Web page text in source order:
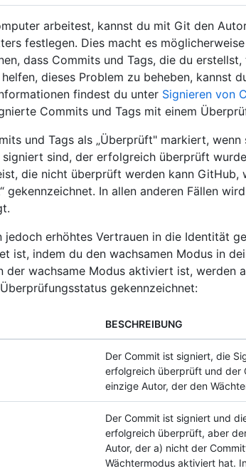
arbeitest, kannst du mit Git den
festlegen. Dies macht es
dass Commits und Tags, die du
dieses Problem zu beheben, kannst
findest du unter Signieren von
Commits und Tags mit einem
und Tags als „Überprüft" markiert, wenn
signiert sind, der erfolgreich überprüft
die nicht überprüft werden kann GitHub,
gekennzeichnet. In allen anderen Fällen
jedoch erhöhtes Vertrauen in die Identität
ist, indem du den wachsamen Modus in
der wachsame Modus aktiviert ist, werden
gekennzeichnet:
BESCHREIBUNG
Der Commit ist signiert, die
erfolgreich überprüft und der
einzige Autor, der den
Der Commit ist signiert und
erfolgreich überprüft, aber
Autor, der a) nicht der
Wächtermodus aktiviert hat.